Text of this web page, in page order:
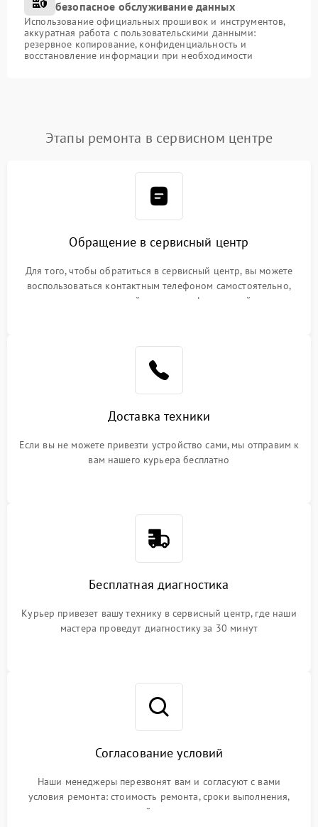
безопасное обслуживание данных
Использование официальных прошивок и инструментов,
аккуратная работа с пользовательскими данными:
резервное копирование, конфиденциальность и
восстановление информации при необходимости
Этапы ремонта в сервисном центре
Обращение в сервисный центр
Для того, чтобы обратиться в сервисный центр, вы можете
воспользоваться контактным телефоном самостоятельно,
или оставить свой номер телефона на сайте
Доставка техники
Если вы не можете привезти устройство сами, мы отправим к
вам нашего курьера бесплатно
Бесплатная диагностика
Курьер привезет вашу технику в сервисный центр, где наши
мастера проведут диагностику за 30 минут
Согласование условий
Наши менеджеры перезвонят вам и согласуют с вами
условия ремонта: стоимость ремонта, сроки выполнения,
гарантийные условия